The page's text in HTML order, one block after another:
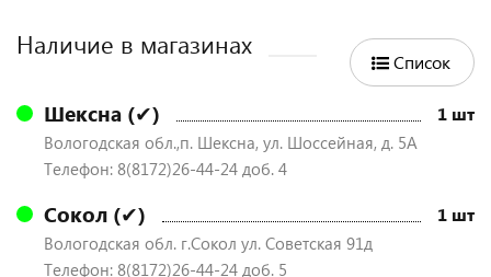
Наличие в магазинах
Список
Шексна (✔) 1 шт
Вологодская обл.,п. Шексна, ул. Шоссейная, д. 5А
Телефон: 8(8172)26-44-24 доб. 4
Сокол (✔) 1 шт
Вологодская обл. г.Сокол ул. Советская 91д
Телефон: 8(8172)26-44-24 доб. 5